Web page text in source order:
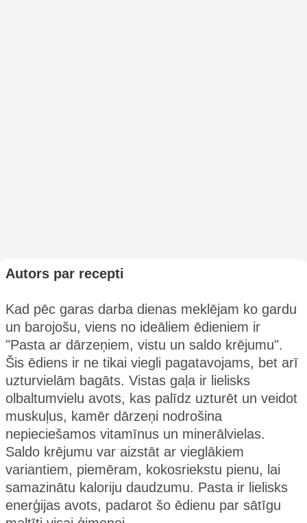
Autors par recepti
Kad pēc garas darba dienas meklējam ko gardu
un barojošu, viens no ideāliem ēdieniem ir
"Pasta ar dārzeņiem, vistu un saldo krējumu".
Šis ēdiens ir ne tikai viegli pagatavojams, bet arī
uzturvielām bagāts. Vistas gaļa ir lielisks
olbaltumvielu avots, kas palīdz uzturēt un veidot
muskuļus, kamēr dārzeņi nodrošina
nepieciešamos vitamīnus un minerālvielas.
Saldo krējumu var aizstāt ar vieglākiem
variantiem, piemēram, kokosriekstu pienu, lai
samazinātu kaloriju daudzumu. Pasta ir lielisks
enerģijas avots, padarot šo ēdienu par sātīgu